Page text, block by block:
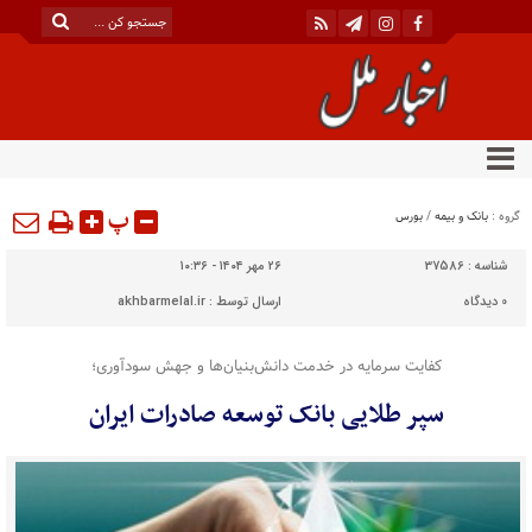
گروه : بانک و بیمه/بورس پ
شناسه : 37586
۲۶ مهر ۱۴۰۴ - ۱۰:۳۶
0 دیدگاه ارسال توسط :akhbarmelal.ir
کفایت سرمایه در خدمت دانش‌بنیان‌ها و جهش سودآوری؛
سپر طلایی بانک توسعه صادرات ایران